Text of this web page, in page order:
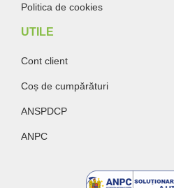
Politica de cookies
UTILE
Cont client
Coș de cumpărături
ANSPDCP
ANPC